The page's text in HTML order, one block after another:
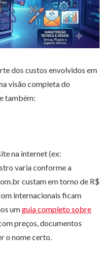
dos custos envolvidos em
visão completa do
também:
na internet (ex:
varia conforme a
custam em torno de R$
internacionais ficam
umguia completo sobre
preços, documentos
o nome certo.